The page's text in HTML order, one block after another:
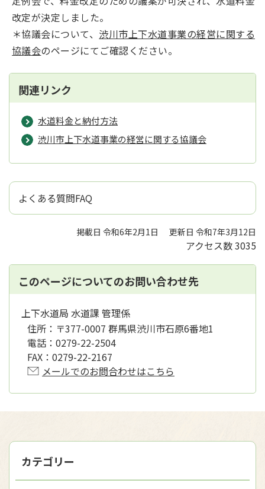
改定が決定しました。
＊協議会について、 渋川市上下水道事業の経営に関する
協議会のページにてご確認ください。
関連リンク
水道料金と納付方法
渋川市上下水道事業の経営に関する協議会
よくある質問FAQ
掲載日 令和6年2月1日 更新日 令和7年3月12日
アクセス数3035
このページについてのお問い合わせ先
上下水道局 水道課 管理係
住所： 〒377-0007 群馬県渋川市石原6番地1
電話： 0279-22-2504
FAX： 0279-22-2167
メールでのお問合わせはこちら
カテゴリー